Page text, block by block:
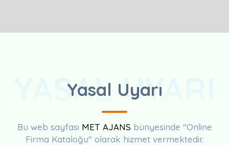
Yasal Uyarı
YASAL UYARI
Bu web sayfası MET AJANS bünyesinde "Online
Firma Kataloğu" olarak hizmet vermektedir.